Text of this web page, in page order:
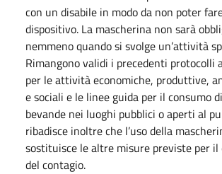
con un disabile in modo da non poter
dispositivo. La mascherina non sarà
nemmeno quando si svolge un’attività
Rimangono validi i precedenti protocolli
per le attività economiche, produttive,
e sociali e le linee guida per il consumo
bevande nei luoghi pubblici o aperti al
ribadisce inoltre che l’uso della
sostituisce le altre misure previste per
del contagio.